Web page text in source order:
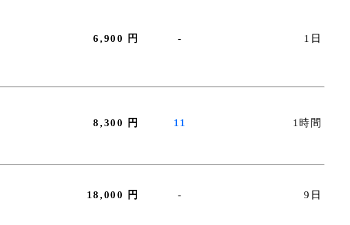
6,900 円 - 1日
8,300 円 11 1時間
18,000 円 - 9日